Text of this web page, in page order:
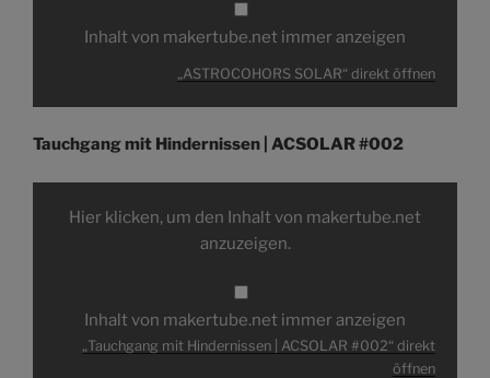
Inhalt von makertube.net immer anzeigen
„ASTROCOHORS SOLAR“ direkt öffnen
Tauchgang mit Hindernissen | ACSOLAR #002
„Tauchgang
Hindernissen
anzeigen
Hier klicken, um den Inhalt von makertube.net
anzuzeigen.
Inhalt von makertube.net immer anzeigen
„Tauchgang mit Hindernissen | ACSOLAR #002“ direkt
öffnen